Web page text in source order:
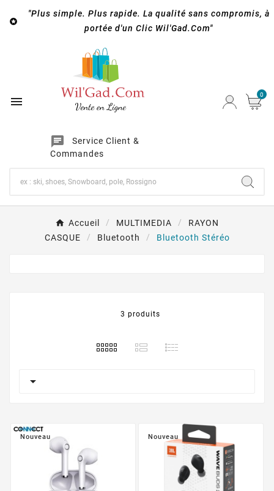

"Plus simple. Plus rapide. La qualité sans compromis, à
portée d'un Clic Wil'Gad.Com"

chat
Service Client &
Commandes
0
Accueil MULTIMEDIA
RAYON
CASQUE
Bluetooth Bluetooth Stéréo
3 produits

Nouveau Nouveau